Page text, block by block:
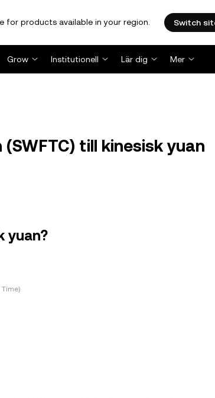
for products available in your region. Switch
Grow Institutionell Lär dig Mer
till kinesisk yuan
yuan?
Time)